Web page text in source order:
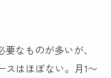
なものが多いが、
スはほぼない。月1〜